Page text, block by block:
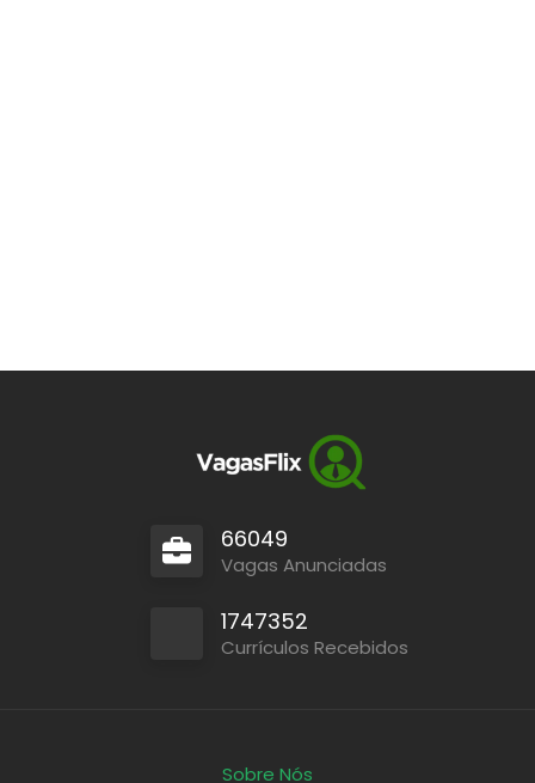
66049
Vagas Anunciadas
1747352
Currículos Recebidos
Sobre Nós